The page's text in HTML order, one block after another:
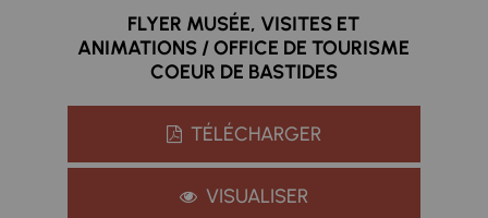
FLYER MUSÉE, VISITES ET
ANIMATIONS / OFFICE DE TOURISME
COEUR DE BASTIDES
TÉLÉCHARGER
VISUALISER